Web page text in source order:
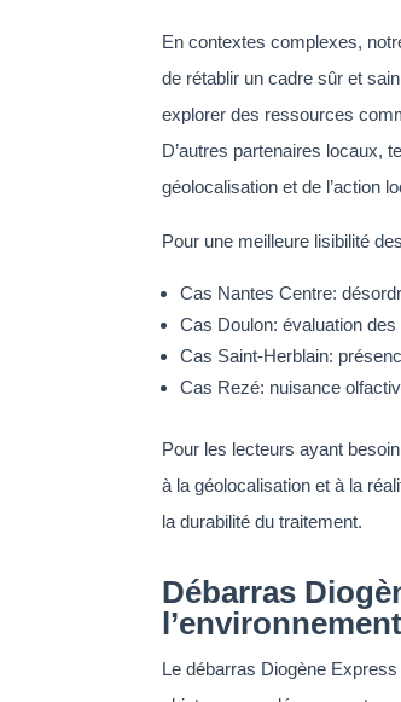
En contextes complexes,
de rétablir un cadre sûr et
explorer des ressources
D’autres partenaires locaux,
géolocalisation et de l’action
Pour une meilleure lisibilité
Cas Nantes Centre:
Cas Doulon: évaluation
Cas Saint-Herblain:
Cas Rezé: nuisance
Pour les lecteurs ayant
à la géolocalisation et à la
la durabilité du traitement.
Débarras
l’environnement
Le débarras Diogène